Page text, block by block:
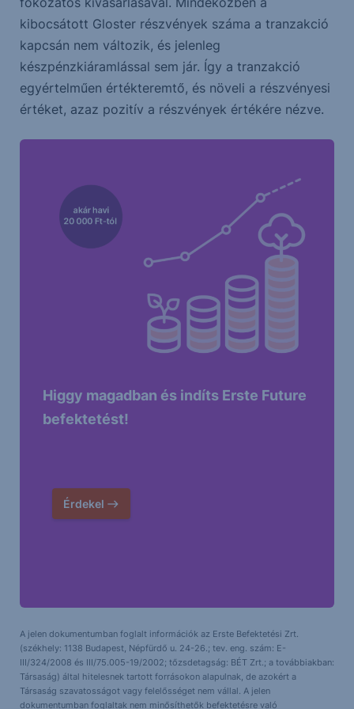
kibocsátott Gloster részvények száma a tranzakció
kapcsán nem változik, és jelenleg
készpénzkiáramlással sem jár. Így a tranzakció
egyértelműen értékteremtő, és növeli a részvényesi
értéket, azaz pozitív a részvények értékére nézve.
Higgy magadban és indíts Erste Future
befektetést!
Érdekel
A jelen dokumentumban foglalt információk az Erste Befektetési Zrt.
(székhely: 1138 Budapest, Népfürdő u. 24-26.; tev. eng. szám: E-
III/324/2008 és III/75.005-19/2002; tőzsdetagság: BÉT Zrt.; a továbbiakban:
Társaság) által hitelesnek tartott forrásokon alapulnak, de azokért a
Társaság szavatosságot vagy felelősséget nem vállal. A jelen
dokumentumban foglaltak nem minősíthetők befektetésre való